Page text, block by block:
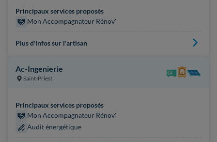
Principaux services proposés
Mon Accompagnateur Rénov'
Plus d'infos sur l'artisan
Ac-Ingenierie
Saint-Priest
Principaux services proposés
Mon Accompagnateur Rénov'
Audit énergétique